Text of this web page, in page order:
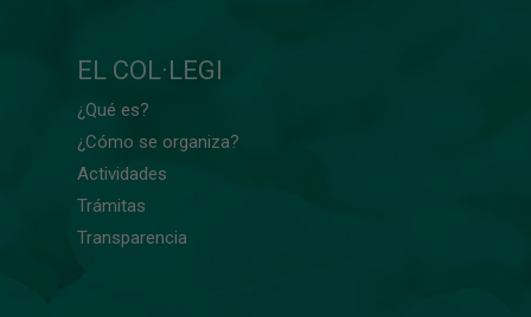
EL COL·LEGI
¿Qué es?
¿Cómo se organiza?
Actividades
Trámitas
Transparencia